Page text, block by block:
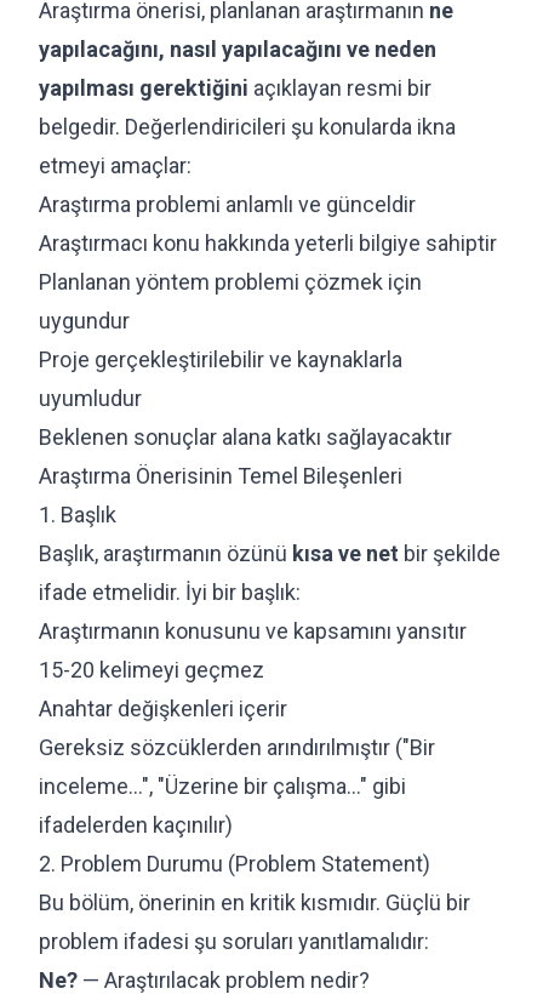
Araştırma önerisi, planlanan araştırmanın ne
yapılacağını, nasıl yapılacağını ve neden
yapılması gerektiğini açıklayan resmi bir
belgedir. Değerlendiricileri şu konularda ikna
etmeyi amaçlar:
Araştırma problemi anlamlı ve günceldir
Araştırmacı konu hakkında yeterli bilgiye sahiptir
Planlanan yöntem problemi çözmek için
uygundur
Proje gerçekleştirilebilir ve kaynaklarla
uyumludur
Beklenen sonuçlar alana katkı sağlayacaktır
Araştırma Önerisinin Temel Bileşenleri
1. Başlık
Başlık, araştırmanın özünü kısa ve net bir şekilde
ifade etmelidir. İyi bir başlık:
Araştırmanın konusunu ve kapsamını yansıtır
15-20 kelimeyi geçmez
Anahtar değişkenleri içerir
Gereksiz sözcüklerden arındırılmıştır ("Bir
inceleme...", "Üzerine bir çalışma..." gibi
ifadelerden kaçınılır)
2. Problem Durumu (Problem Statement)
Bu bölüm, önerinin en kritik kısmıdır. Güçlü bir
problem ifadesi şu soruları yanıtlamalıdır:
Ne? — Araştırılacak problem nedir?